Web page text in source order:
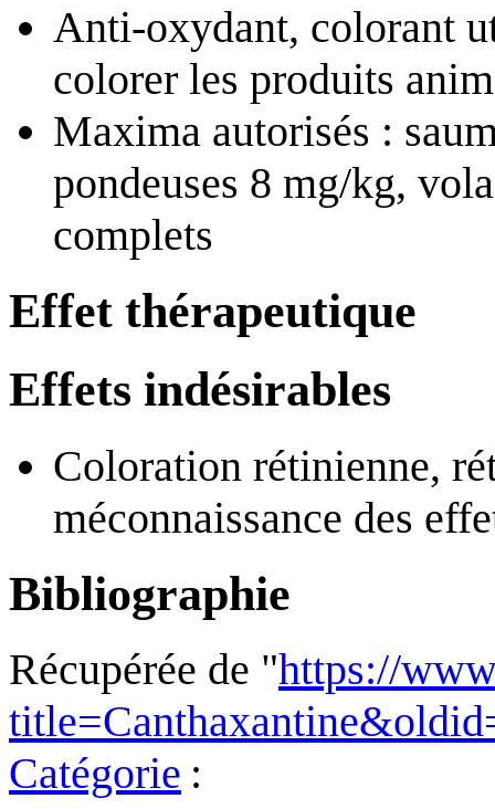
Anti-oxydant, colorant
colorer les produits
Maxima autorisés :
pondeuses 8 mg/kg,
complets
Effet thérapeutique
Effets indésirables
Coloration rétinienne,
méconnaissance des
Bibliographie
Récupérée de "https://
Catégorie :